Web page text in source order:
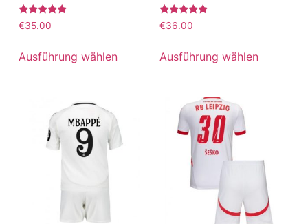
Bewertet
mit
€35.00
Ausführung wählen
Bewertet
mit
€36.00
Ausführung wählen